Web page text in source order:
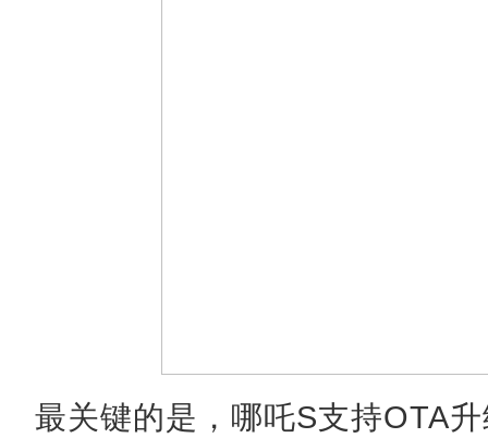
最关键的是，哪吒S支持OTA